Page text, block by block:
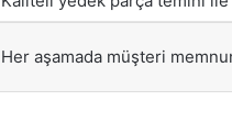
Her aşamada müşteri